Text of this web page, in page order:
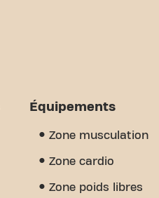
Équipements
Zone musculation
Zone cardio
Zone poids libres